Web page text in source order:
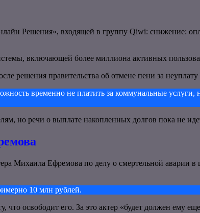
Решения», входящей в группу Qiwi: снижение:
включающей более миллиона активных
решения правительства об отмене пени за
временно не платить за коммунальные
но речи о выплате накопленных долгов пока не
Михаила Ефремова по делу о смертельной аварии
10 млн рублей.
освободит его. За это актер «будет должен ему